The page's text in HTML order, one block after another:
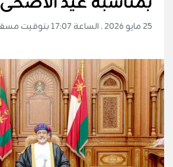
25 مايو 2026 . الساعة 17:07 بتوقيت مسقط